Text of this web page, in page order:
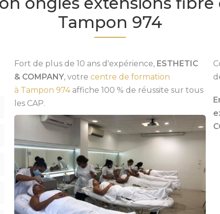
Tampon 974
Fort de plus de 10 ans d'expérience, ESTHETIC
& COMPANY, votre centre de formation
à Tampon 974affiche 100 % de réussite sur tous
les CAP.